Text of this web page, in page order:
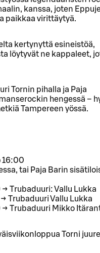
kanssa, joten
paikkaa virittäytyä.
kertynyttä esineistöä,
löytyvät ne kappaleet,
Tornin pihalla ja Paja
hengessä –
Tampereen yössä.
16:00
tai Paja Barin
Trubaduuri: Vallu Lukka
Trubaduuri Vallu Lukka
Trubaduuri Mikko
Torni